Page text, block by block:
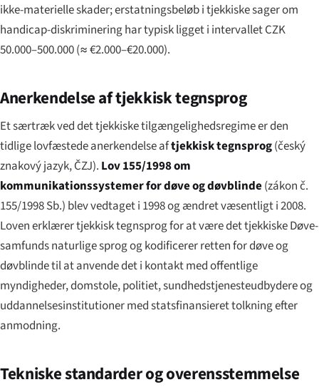
ikke-materielle skader; erstatningsbeløb i tjekkiske sager om
handicap-diskriminering har typisk ligget i intervallet CZK
50.000–500.000 (≈ €2.000–€20.000).
Anerkendelse af tjekkisk tegnsprog
Et særtræk ved det tjekkiske tilgængelighedsregime er den
tidlige lovfæstede anerkendelse aftjekkisk tegnsprog(český
znakový jazyk, ČZJ). Lov 155/1998 om
kommunikationssystemer for døve og døvblinde(zákon č.
155/1998 Sb.) blev vedtaget i 1998 og ændret væsentligt i 2008.
Loven erklærer tjekkisk tegnsprog for at være det tjekkiske Døve-
samfunds naturlige sprog og kodificerer retten for døve og
døvblinde til at anvende det i kontakt med offentlige
myndigheder, domstole, politiet, sundhedstjenesteudbydere og
uddannelsesinstitutioner med statsfinansieret tolkning efter
anmodning.
Tekniske standarder og overensstemmelse